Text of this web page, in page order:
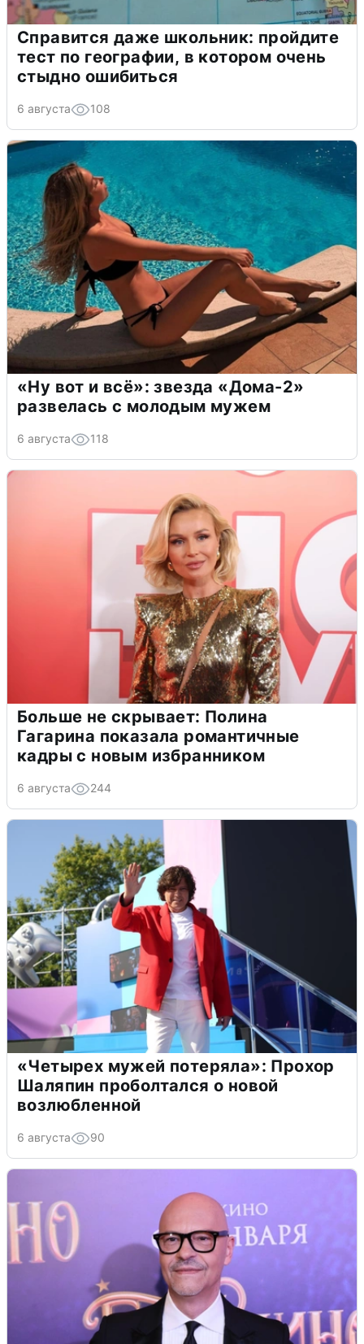
Справится даже школьник: пройдите
тест по географии, в котором очень
стыдно ошибиться
6 августа 108
«Ну вот и всё»: звезда «Дома-2»
развелась с молодым мужем
6 августа 118
Больше не скрывает: Полина
Гагарина показала романтичные
кадры с новым избранником
6 августа 244
«Четырех мужей потеряла»: Прохор
Шаляпин проболтался о новой
возлюбленной
6 августа 90